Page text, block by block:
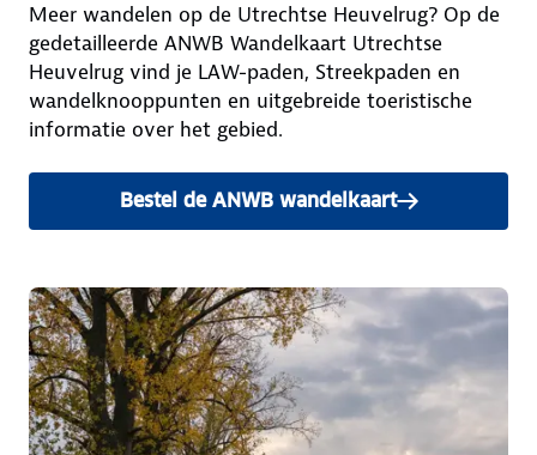
Meer wandelen op de Utrechtse Heuvelrug? Op de
gedetailleerde ANWB Wandelkaart Utrechtse
Heuvelrug vind je LAW-paden, Streekpaden en
wandelknooppunten en uitgebreide toeristische
informatie over het gebied.
Bestel de ANWB wandelkaart